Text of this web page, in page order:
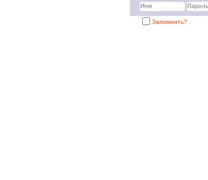
Запомнить?